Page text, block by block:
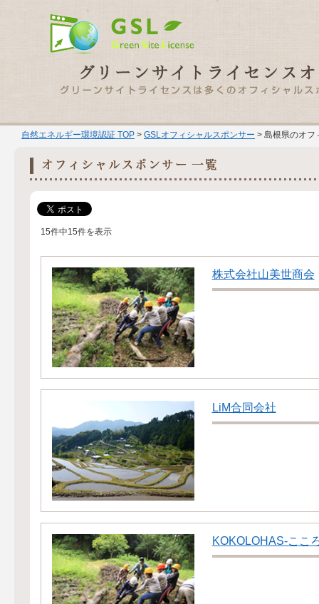
自然エネルギー環境認証 TOP > GSLオフィシャルスポンサー > 島根県のオフ
15件中15件を表示
株式会社山美世商会
LiM合同会社
KOKOLOHAS-ここ